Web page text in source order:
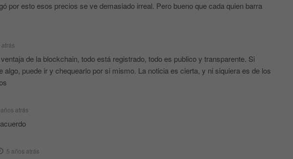
por esto esos precios se ve demasiado irreal. Pero bueno que cada quien barra
de la blockchain, todo está registrado, todo es publico y transparente. Si
algo, puede ir y chequearlo por si mismo. La noticia es cierta, y ni siquiera es de los
atrás
5 años atrás